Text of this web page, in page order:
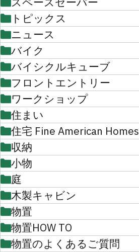
トピックス
ニュース
バイク
バイシクルキューブ
フロントエントリー
ワークショップ
住まい
住宅 Fine American Homes
収納
小物
庭
木製キャビン
物置
物置HOW TO
物置のよくあるご質問